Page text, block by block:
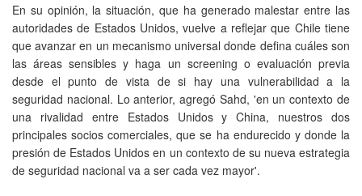
En su opinión, la situación, que ha generado malestar entre las
autoridades de Estados Unidos, vuelve a reflejar que Chile tiene
que avanzar en un mecanismo universal donde defina cuáles son
las áreas sensibles y haga un screening o evaluación previa
desde el punto de vista de si hay una vulnerabilidad a la
seguridad nacional. Lo anterior, agregó Sahd, 'en un contexto de
una rivalidad entre Estados Unidos y China, nuestros dos
principales socios comerciales, que se ha endurecido y donde la
presión de Estados Unidos en un contexto de su nueva estrategia
de seguridad nacional va a ser cada vez mayor'.